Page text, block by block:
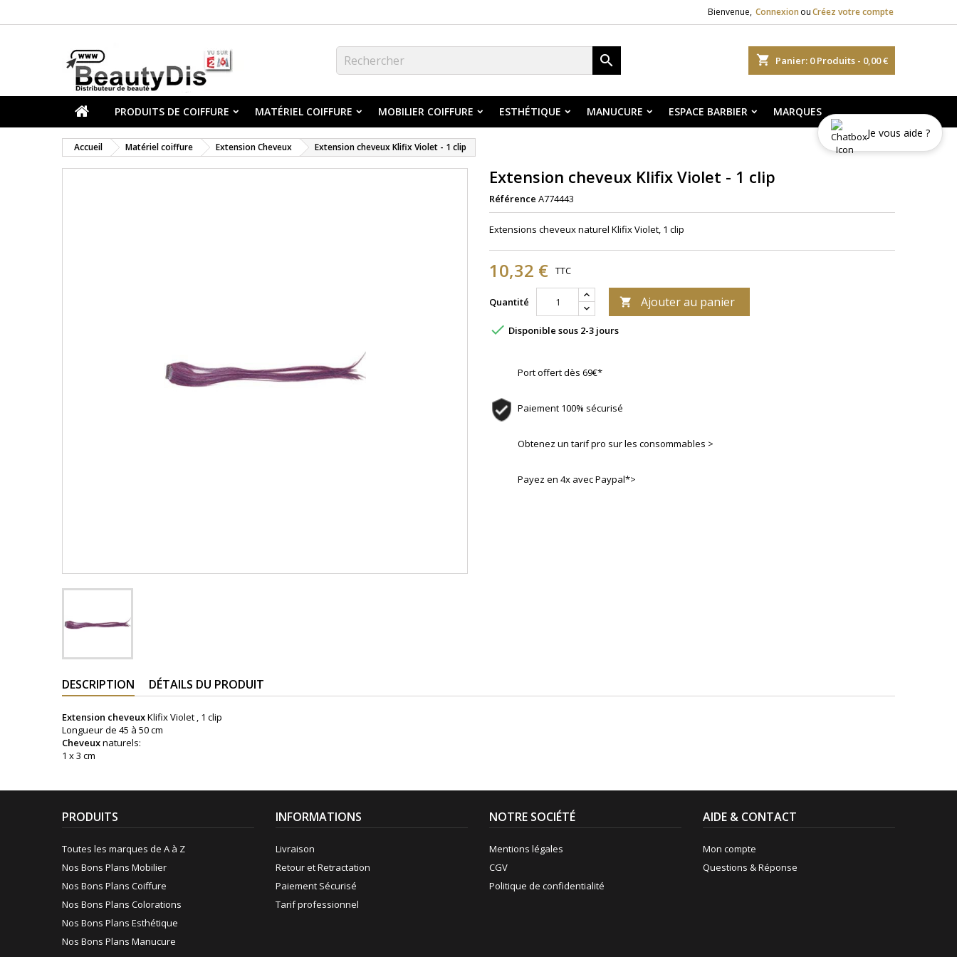
Bienvenue, Connexion ouCréez votre compte
shopping_cart Panier: 0Produits - 0,00 €

PRODUITS DE COIFFURE MATÉRIEL COIFFURE MOBILIER COIFFURE ESTHÉTIQUE MANUCURE ESPACE BARBIER MARQUES
Accueil Matériel coiffure Extension Cheveux Extension cheveux Klifix Violet - 1 clip
Extension cheveux Klifix Violet - 1 clip
Référence A774443
Extensions cheveux naturel Klifix Violet, 1 clip
10,32 € TTC
Quantité  Ajouter au panier
 Disponible sous 2-3 jours
Port offert dès 69€*
Paiement 100% sécurisé
Obtenez un tarif pro sur les consommables >
Payez en 4x avec Paypal*>
DESCRIPTION DÉTAILS DU PRODUIT
Extension cheveuxKlifix Violet , 1 clip
Longueur de 45 à 50 cm
Cheveuxnaturels:
1 x 3 cm
PRODUITS
Toutes les marques de A à Z
Nos Bons Plans Mobilier
Nos Bons Plans Coiffure
Nos Bons Plans Colorations
Nos Bons Plans Esthétique
Nos Bons Plans Manucure
INFORMATIONS
Livraison
Retour et Retractation
Paiement Sécurisé
Tarif professionnel
NOTRE SOCIÉTÉ
Mentions légales
CGV
Politique de confidentialité
AIDE & CONTACT
Mon compte
Questions & Réponse
Je vous aide ?